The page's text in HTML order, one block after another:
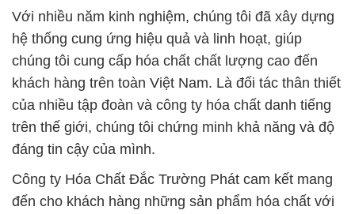
Với nhiều năm kinh nghiệm, chúng tôi đã xây dựng
hệ thống cung ứng hiệu quả và linh hoạt, giúp
chúng tôi cung cấp hóa chất chất lượng cao đến
khách hàng trên toàn Việt Nam. Là đối tác thân thiết
của nhiều tập đoàn và công ty hóa chất danh tiếng
trên thế giới, chúng tôi chứng minh khả năng và độ
đáng tin cậy của mình.
Công ty Hóa Chất Đắc Trường Phát cam kết mang
đến cho khách hàng những sản phẩm hóa chất với